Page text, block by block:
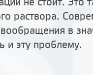
раствора.
в
и эту проблему.